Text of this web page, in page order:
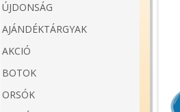
ÚJDONSÁG
AJÁNDÉKTÁRGYAK
AKCIÓ
BOTOK
ORSÓK